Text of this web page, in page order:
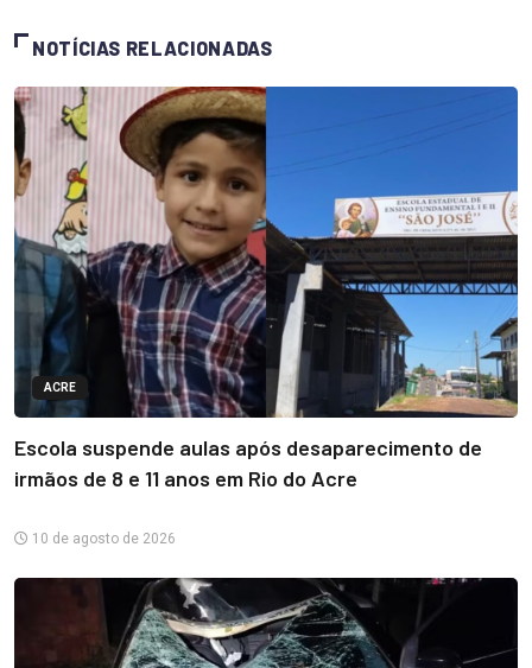
NOTÍCIAS RELACIONADAS
ACRE
Escola suspende aulas após desaparecimento de
irmãos de 8 e 11 anos em Rio do Acre
10 de agosto de 2026